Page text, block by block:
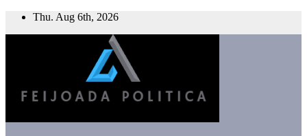
Skip
Thu. Aug 6th, 2026